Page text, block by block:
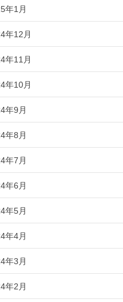
年1月
年12月
年11月
年10月
年9月
年8月
年7月
年6月
年5月
年4月
年3月
年2月